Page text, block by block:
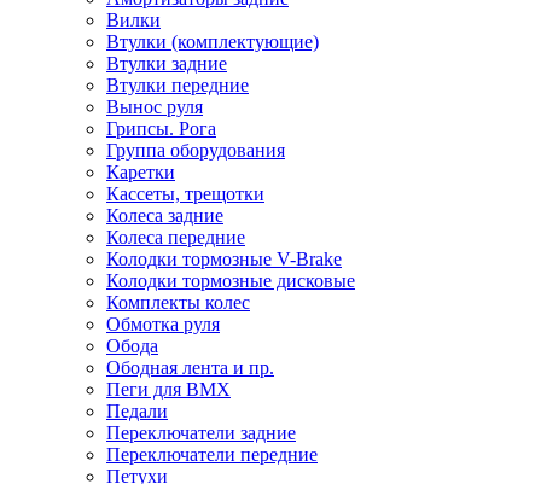
Вилки
Втулки (комплектующие)
Втулки задние
Втулки передние
Вынос руля
Грипсы. Рога
Группа оборудования
Каретки
Кассеты, трещотки
Колеса задние
Колеса передние
Колодки тормозные V-Brake
Колодки тормозные дисковые
Комплекты колес
Обмотка руля
Обода
Ободная лента и пр.
Пеги для BMX
Педали
Переключатели задние
Переключатели передние
Петухи